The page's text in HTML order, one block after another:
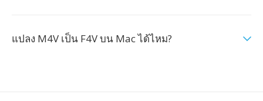
แปลง M4V เป็น F4V บน Mac ได้ไหม?